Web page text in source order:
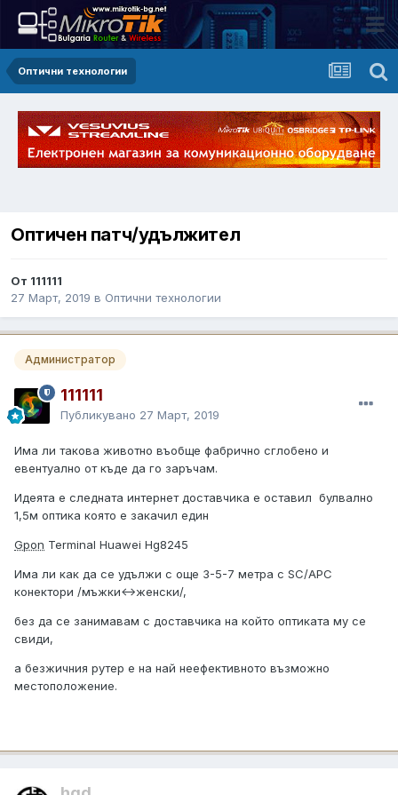
Оптични технологии
Оптичен патч/удължител
От 111111
27 Март, 2019 в Оптични технологии
Администратор
111111
Публикувано 27 Март, 2019
Има ли такова животно въобще фабрично сглобено и
евентуално от къде да го заръчам.
Идеята е следната интернет доставчика е оставил булвално
1,5м оптика която е закачил един
Gpon Terminal Huawei Hg8245
Има ли как да се удължи с още 3-5-7 метра с SC/APC
конектори /мъжки<->женски/,
без да се занимавам с доставчика на който оптиката му се
свиди,
а безжичния рутер е на най неефективното възможно
местоположение.